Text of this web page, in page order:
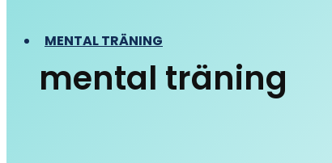
MENTAL TRÄNING
mental träning